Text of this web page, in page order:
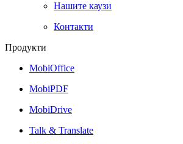
Нашите каузи
Контакти
Продукти
MobiOffice
MobiPDF
MobiDrive
Talk & Translate